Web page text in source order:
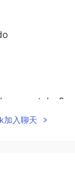
vegetales?
los
加入聊天